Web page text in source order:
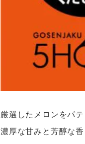
厳選したメロンをパ
濃厚な甘みと芳醇な